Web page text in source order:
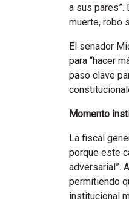
a sus
muerte, robo
El senador
para “hacer
paso clave
Momento
La fiscal
porque este
adversarial”.
permitiendo
institucional